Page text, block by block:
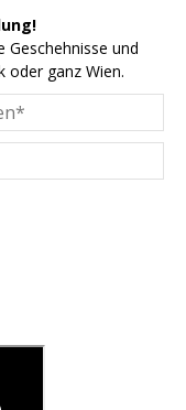
und
oder ganz Wien.